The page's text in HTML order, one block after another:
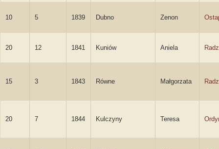
10 5 1839 Dubno Zenon
20 12 1841 Kuniów Aniela
15 3 1843 Równe Małgorzata
20 7 1844 Kulczyny Teresa